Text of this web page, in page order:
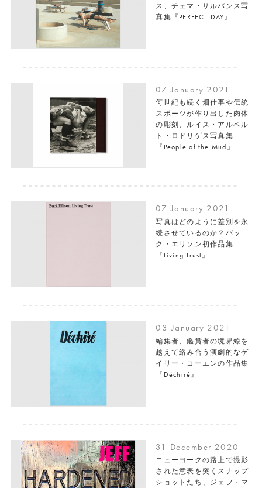
ス、チェマ・サルバンス写
真集『PERFECT DAY』
07 January 2021
何世紀も続く畑仕事や伝統
スポーツが作り出した肉体
の彫刻、ルイス・アルベル
ト・ロドリゲス写真集
『People of the Mud』
07 January 2021
写真はどのように差別を永
続させているのか？バッ
ク・エリソン初作品集
『Living Trust』
03 January 2021
編集者、鑑賞者の境界線を
越えて絡み合う演劇的なゲ
イリー・コーエンの作品集
『Déchiré』
31 December 2020
ニューヨークの路上で撮影
された意表を突くスナップ
ショットたち、ジェフ・マ